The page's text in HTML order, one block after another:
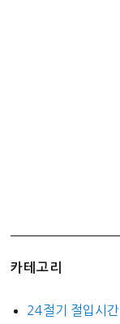
카테고리
24절기 절입시간